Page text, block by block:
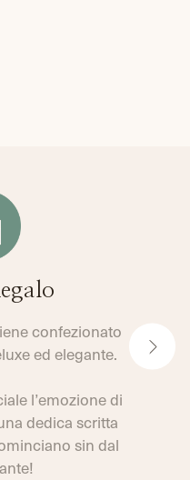
confezionato
ed elegante.
l’emozione di
dedica scritta
sin dal